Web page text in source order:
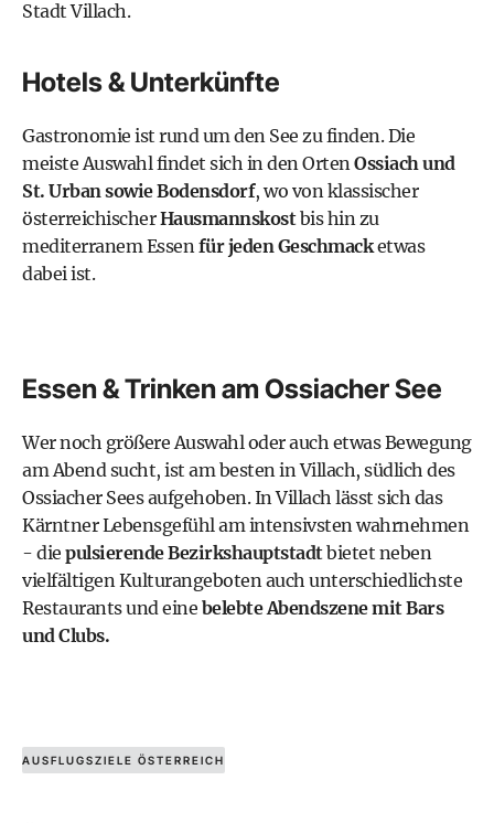
Stadt Villach.
Hotels & Unterkünfte
Gastronomie ist rund um den See zu finden. Die
meiste Auswahl findet sich in den OrtenOssiach und
St. Urban sowie Bodensdorf, wo von klassischer
österreichischerHausmannskostbis hin zu
mediterranem Essenfür jeden Geschmacketwas
dabei ist.
Essen & Trinken am Ossiacher See
Wer noch größere Auswahl oder auch etwas Bewegung
am Abend sucht, ist am besten in Villach, südlich des
Ossiacher Sees aufgehoben. In Villach lässt sich das
Kärntner Lebensgefühl am intensivsten wahrnehmen
- die pulsierende Bezirkshauptstadtbietet neben
vielfältigen Kulturangeboten auch unterschiedlichste
Restaurants und eine belebte Abendszene mit Bars
und Clubs.
AUSFLUGSZIELE ÖSTERREICH